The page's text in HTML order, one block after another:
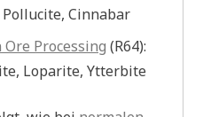
Cinnabar
Processing (R64):
Loparite, Ytterbite